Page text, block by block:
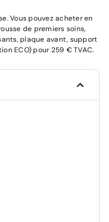
Vous pouvez acheter en
de premiers soins,
plaque avant, support
ECO) pour 259 € TVAC.